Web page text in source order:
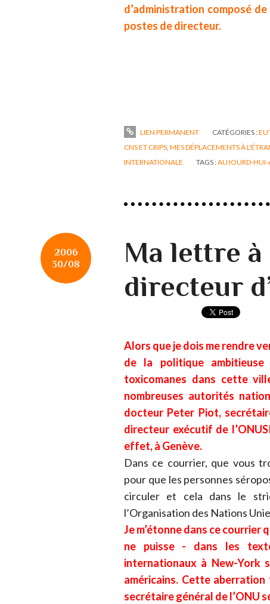
d’administration composé
postes de directeur.
LIEN PERMANENT CATÉGORIES :
CNS ET CRIPS, MES DÉPLACEMENTS À
INTERNATIONALE
TAGS :AUJOURD-
2006
30/08
Ma lettre
directeur
Alors que je dois me rendre
de la politique
toxicomanes dans cette
nombreuses autorités
docteur Peter Piot,
directeur exécutif de
effet, à Genève.
Dans ce courrier, que vous
pour que les personnes
circuler et cela dans le
l’Organisation des Nations
Je m’étonne dans ce courrier
ne puisse - dans les
internationaux à New-York
américains. Cette aberration
secrétaire général de l’ONU